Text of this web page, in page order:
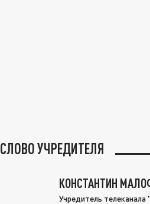
СЛОВО УЧРЕДИТЕЛЯ
КОНСТАНТИН
Учредитель